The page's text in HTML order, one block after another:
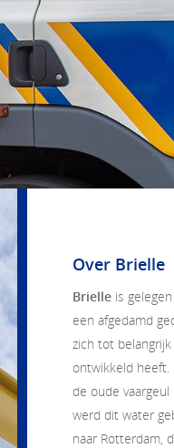
Over Brielle
Brielle is
een afgedamd
zich tot
ontwikkeld
de oude
werd dit water
naar Rotterdam,